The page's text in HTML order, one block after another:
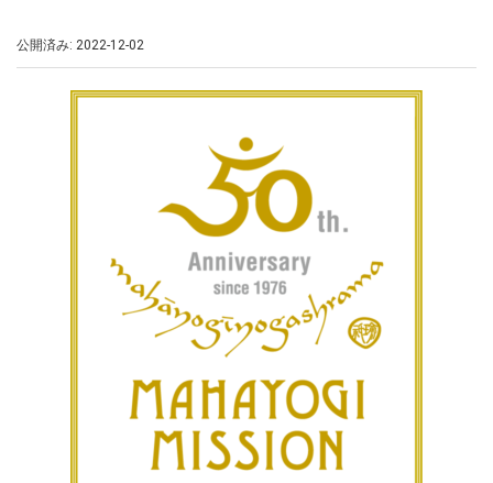
公開済み: 2022-12-02